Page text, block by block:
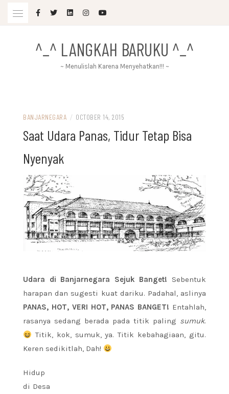
^_^ LANGKAH BARUKU ^_^
~ Menulislah Karena Menyehatkan!!! ~
BANJARNEGARA / OCTOBER 14, 2015
Saat Udara Panas, Tidur Tetap Bisa
Nyenyak
Udara di Banjarnegara Sejuk Banget! Sebentuk
harapan dan sugesti kuat dariku. Padahal, aslinya
PANAS, HOT, VERI HOT, PANAS BANGET! Entahlah,
rasanya sedang berada pada titik paling sumuk.
Titik, kok, sumuk, ya. Titik kebahagiaan, gitu.
Keren sedikitlah, Dah!
Hidup
di Desa